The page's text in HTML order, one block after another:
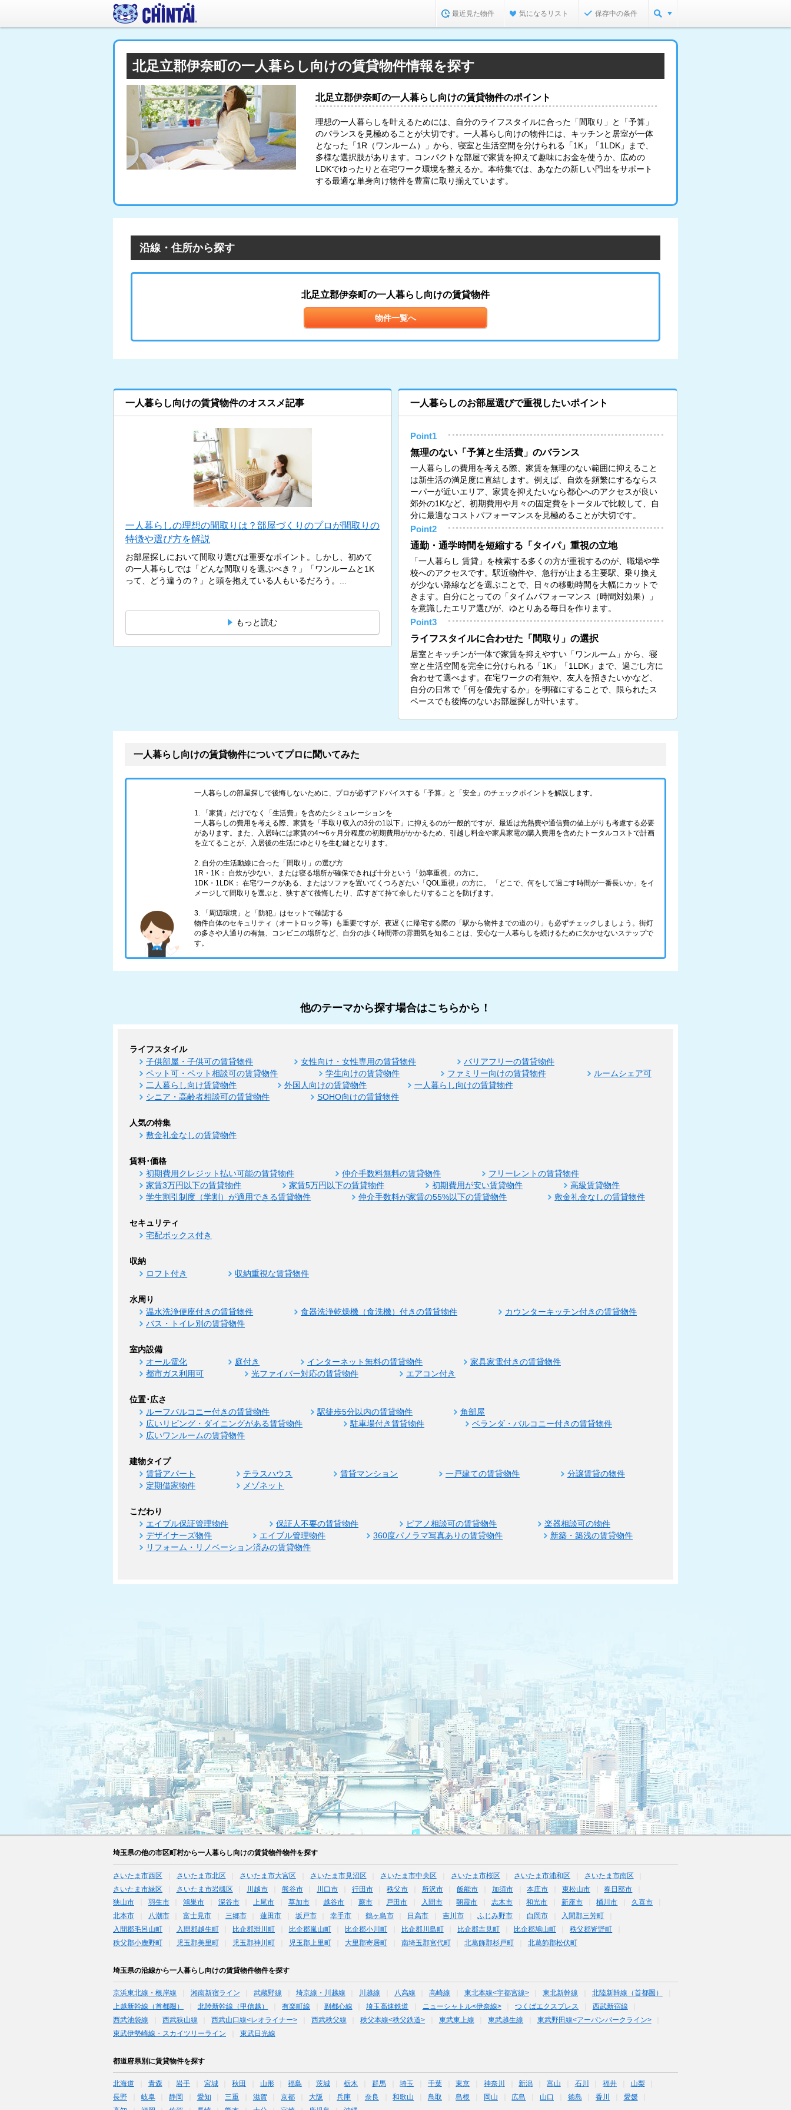
最近見た物件 気になるリスト 保存中の条件
北足立郡伊奈町の一人暮らし向けの賃貸物件情報を探す
北足立郡伊奈町の一人暮らし向けの賃貸物件のポイント
理想の一人暮らしを叶えるためには、自分のライフスタイルに合った「間取り」と「予算」
のバランスを見極めることが大切です。一人暮らし向けの物件には、キッチンと居室が一体
となった「1R（ワンルーム）」から、寝室と生活空間を分けられる「1K」「1LDK」まで、
多様な選択肢があります。コンパクトな部屋で家賃を抑えて趣味にお金を使うか、広めの
LDKでゆったりと在宅ワーク環境を整えるか。本特集では、あなたの新しい門出をサポート
する最適な単身向け物件を豊富に取り揃えています。
沿線・住所から探す
北足立郡伊奈町の一人暮らし向けの賃貸物件
物件一覧へ
一人暮らし向けの賃貸物件のオススメ記事
一人暮らしの理想の間取りは？部屋づくりのプロが間取りの
特徴や選び方を解説
お部屋探しにおいて間取り選びは重要なポイント。しかし、初めて
の一人暮らしでは「どんな間取りを選ぶべき？」「ワンルームと1K
って、どう違うの？」と頭を抱えている人もいるだろう。...
もっと読む
一人暮らしのお部屋選びで重視したいポイント
Point1
無理のない「予算と生活費」のバランス
一人暮らしの費用を考える際、家賃を無理のない範囲に抑えること
は新生活の満足度に直結します。例えば、自炊を頻繁にするならス
ーパーが近いエリア、家賃を抑えたいなら都心へのアクセスが良い
郊外の1Kなど、初期費用や月々の固定費をトータルで比較して、自
分に最適なコストパフォーマンスを見極めることが大切です。
Point2
通勤・通学時間を短縮する「タイパ」重視の立地
「一人暮らし 賃貸」を検索する多くの方が重視するのが、職場や学
校へのアクセスです。駅近物件や、急行が止まる主要駅、乗り換え
が少ない路線などを選ぶことで、日々の移動時間を大幅にカットで
きます。自分にとっての「タイムパフォーマンス（時間対効果）」
を意識したエリア選びが、ゆとりある毎日を作ります。
Point3
ライフスタイルに合わせた「間取り」の選択
居室とキッチンが一体で家賃を抑えやすい「ワンルーム」から、寝
室と生活空間を完全に分けられる「1K」「1LDK」まで、過ごし方に
合わせて選べます。在宅ワークの有無や、友人を招きたいかなど、
自分の日常で「何を優先するか」を明確にすることで、限られたス
ペースでも後悔のないお部屋探しが叶います。
一人暮らし向けの賃貸物件についてプロに聞いてみた
一人暮らしの部屋探しで後悔しないために、プロが必ずアドバイスする「予算」と「安全」のチェックポイントを解説します。
1. 「家賃」だけでなく「生活費」を含めたシミュレーションを
一人暮らしの費用を考える際、家賃を「手取り収入の3分の1以下」に抑えるのが一般的ですが、最近は光熱費や通信費の値上がりも考慮する必要
があります。また、入居時には家賃の4〜6ヶ月分程度の初期費用がかかるため、引越し料金や家具家電の購入費用を含めたトータルコストで計画
を立てることが、入居後の生活にゆとりを生む鍵となります。
2. 自分の生活動線に合った「間取り」の選び方
1R・1K： 自炊が少ない、または寝る場所が確保できれば十分という「効率重視」の方に。
1DK・1LDK： 在宅ワークがある、またはソファを置いてくつろぎたい「QOL重視」の方に。 「どこで、何をして過ごす時間が一番長いか」をイ
メージして間取りを選ぶと、狭すぎて後悔したり、広すぎて持て余したりすることを防げます。
3. 「周辺環境」と「防犯」はセットで確認する
物件自体のセキュリティ（オートロック等）も重要ですが、夜遅くに帰宅する際の「駅から物件までの道のり」も必ずチェックしましょう。街灯
の多さや人通りの有無、コンビニの場所など、自分の歩く時間帯の雰囲気を知ることは、安心な一人暮らしを続けるために欠かせないステップで
す。
他のテーマから探す場合はこちらから！
ライフスタイル
子供部屋・子供可の賃貸物件 女性向け・女性専用の賃貸物件
バリアフリーの賃貸物件
ペット可・ペット相談可の賃貸物件
学生向けの賃貸物件 ファミリー向けの賃貸物件
ルームシェア可
二人暮らし向け賃貸物件
外国人向けの賃貸物件
一人暮らし向けの賃貸物件
シニア・高齢者相談可の賃貸物件
SOHO向けの賃貸物件
人気の特集
敷金礼金なしの賃貸物件
賃料･価格
初期費用クレジット払い可能の賃貸物件 仲介手数料無料の賃貸物件
フリーレントの賃貸物件
家賃3万円以下の賃貸物件
家賃5万円以下の賃貸物件 初期費用が安い賃貸物件
高級賃貸物件
学生割引制度（学割）が適用できる賃貸物件
仲介手数料が家賃の55%以下の賃貸物件 敷金礼金なしの賃貸物件
セキュリティ
宅配ボックス付き
収納
ロフト付き 収納重視な賃貸物件
水周り
温水洗浄便座付きの賃貸物件 食器洗浄乾燥機（食洗機）付きの賃貸物件
カウンターキッチン付きの賃貸物件
バス・トイレ別の賃貸物件
室内設備
オール電化 庭付き インターネット無料の賃貸物件
家具家電付きの賃貸物件
都市ガス利用可
光ファイバー対応の賃貸物件 エアコン付き
位置･広さ
ルーフバルコニー付きの賃貸物件 駅徒歩5分以内の賃貸物件
角部屋
広いリビング・ダイニングがある賃貸物件
駐車場付き賃貸物件
ベランダ・バルコニー付きの賃貸物件
広いワンルームの賃貸物件
建物タイプ
賃貸アパート テラスハウス 賃貸マンション 一戸建ての賃貸物件
分譲賃貸の物件
定期借家物件
メゾネット
こだわり
エイブル保証管理物件 保証人不要の賃貸物件 ピアノ相談可の賃貸物件
楽器相談可の物件
デザイナーズ物件
エイブル管理物件 360度パノラマ写真ありの賃貸物件
新築・築浅の賃貸物件
リフォーム・リノベーション済みの賃貸物件
埼玉県の他の市区町村から一人暮らし向けの賃貸物件物件を探す
さいたま市西区 さいたま市北区 さいたま市大宮区 さいたま市見沼区 さいたま市中央区 さいたま市桜区 さいたま市浦和区
さいたま市南区
さいたま市緑区
さいたま市岩槻区 川越市 熊谷市 川口市 行田市 秩父市 所沢市 飯能市 加須市 本庄市 東松山市
春日部市
狭山市
羽生市 鴻巣市 深谷市 上尾市 草加市 越谷市 蕨市 戸田市 入間市 朝霞市 志木市 和光市 新座市 桶川市
久喜市
北本市
八潮市 富士見市 三郷市 蓮田市 坂戸市 幸手市 鶴ヶ島市 日高市 吉川市 ふじみ野市 白岡市
入間郡三芳町
入間郡毛呂山町
入間郡越生町 比企郡滑川町 比企郡嵐山町 比企郡小川町 比企郡川島町 比企郡吉見町 比企郡鳩山町
秩父郡皆野町
秩父郡小鹿野町
児玉郡美里町 児玉郡神川町 児玉郡上里町 大里郡寄居町 南埼玉郡宮代町 北葛飾郡杉戸町 北葛飾郡松伏町
埼玉県の沿線から一人暮らし向けの賃貸物件物件を探す
京浜東北線・根岸線 湘南新宿ライン 武蔵野線 埼京線・川越線 川越線 八高線 高崎線 東北本線<宇都宮線> 東北新幹線
北陸新幹線（首都圏）
上越新幹線（首都圏）
北陸新幹線（甲信越） 有楽町線 副都心線 埼玉高速鉄道 ニューシャトル<伊奈線> つくばエクスプレス
西武新宿線
西武池袋線
西武狭山線 西武山口線<レオライナー> 西武秩父線 秩父本線<秩父鉄道> 東武東上線 東武越生線
東武野田線<アーバンパークライン>
東武伊勢崎線・スカイツリーライン
東武日光線
都道府県別に賃貸物件を探す
北海道 青森 岩手 宮城 秋田 山形 福島 茨城 栃木 群馬 埼玉 千葉 東京 神奈川 新潟 富山 石川 福井
山梨
長野
岐阜 静岡 愛知 三重 滋賀 京都 大阪 兵庫 奈良 和歌山 鳥取 島根 岡山 広島 山口 徳島 香川
愛媛